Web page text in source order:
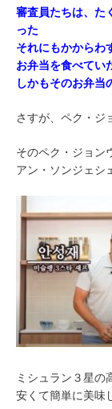
審査員たちは、た
った
それにもかからわ
お弁当を食べてい
しかもそのお弁当
さすが、ペク・ジ
そのペク・ジョン
アン・ソンジェシ
ミシュラン３星の
安くて簡単に美味